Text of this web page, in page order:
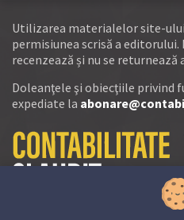
Utilizarea materialelor site-
permisiunea scrisă a
recenzează și nu se returnează
Doleanţele şi obiecţiile privind
expediate la